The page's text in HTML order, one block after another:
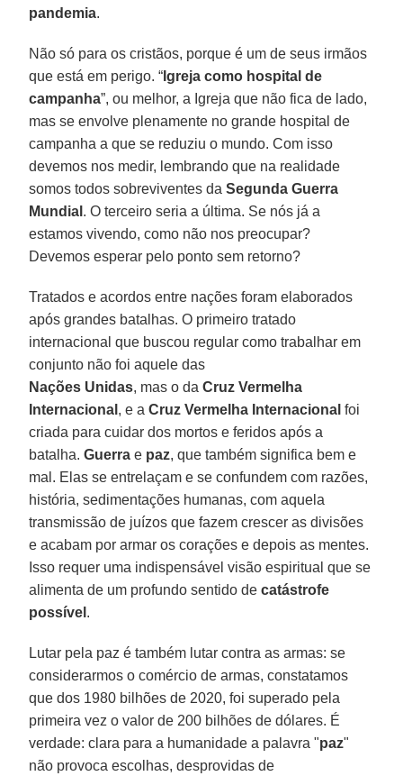
pandemia.
Não só para os cristãos, porque é um de seus irmãos
que está em perigo. “ Igreja como hospital de
campanha”, ou melhor, a Igreja que não fica de lado,
mas se envolve plenamente no grande hospital de
campanha a que se reduziu o mundo. Com isso
devemos nos medir, lembrando que na realidade
somos todos sobreviventes daSegunda Guerra
Mundial . O terceiro seria a última. Se nós já a
estamos vivendo, como não nos preocupar?
Devemos esperar pelo ponto sem retorno?
Tratados e acordos entre nações foram elaborados
após grandes batalhas. O primeiro tratado
internacional que buscou regular como trabalhar em
conjunto não foi aquele das
Nações Unidas, mas o daCruz Vermelha
Internacional , e aCruz Vermelha Internacional foi
criada para cuidar dos mortos e feridos após a
batalha.Guerra e paz, que também significa bem e
mal. Elas se entrelaçam e se confundem com razões,
história, sedimentações humanas, com aquela
transmissão de juízos que fazem crescer as divisões
e acabam por armar os corações e depois as mentes.
Isso requer uma indispensável visão espiritual que se
alimenta de um profundo sentido decatástrofe
possível .
Lutar pela paz é também lutar contra as armas: se
considerarmos o comércio de armas, constatamos
que dos 1980 bilhões de 2020, foi superado pela
primeira vez o valor de 200 bilhões de dólares. É
verdade: clara para a humanidade a palavra "paz"
não provoca escolhas, desprovidas de